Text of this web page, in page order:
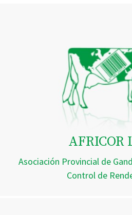
AFRICOR
Asociación Provincial de
Control de